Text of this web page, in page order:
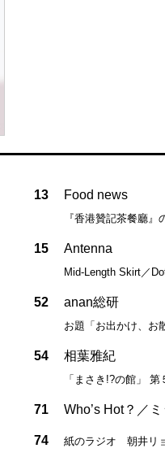
13 Food news
『香港贊記茶餐廳
15 Antenna
Mid-Length Skirt／
52 anan総研
お題「お出かけ、お
54 相葉雅紀
「まさき!?の館」 第
71 Who’s Hot？／
74
紙のラジオ 朝井リ